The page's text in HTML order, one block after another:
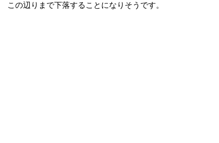
この辺りまで下落することになりそうです。